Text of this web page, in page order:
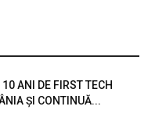
ANI DE FIRST TECH
ȘI CONTINUĂ...